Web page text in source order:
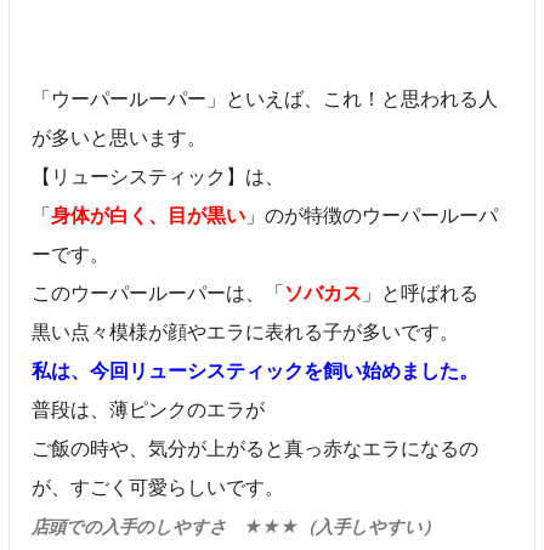
「ウーパールーパー」といえば、これ！と思われる人
が多いと思います。
【リューシスティック】は、
「身体が白く、目が黒い 」のが特徴のウーパールーパ
ーです。
このウーパールーパーは、「ソバカス 」と呼ばれる
黒い点々模様が顔やエラに表れる子が多いです。
私は、今回リューシスティックを飼い始めました。
普段は、薄ピンクのエラが
ご飯の時や、気分が上がると真っ赤なエラになるの
が、すごく可愛らしいです。
店頭での入手のしやすさ ★★★（入手しやすい）